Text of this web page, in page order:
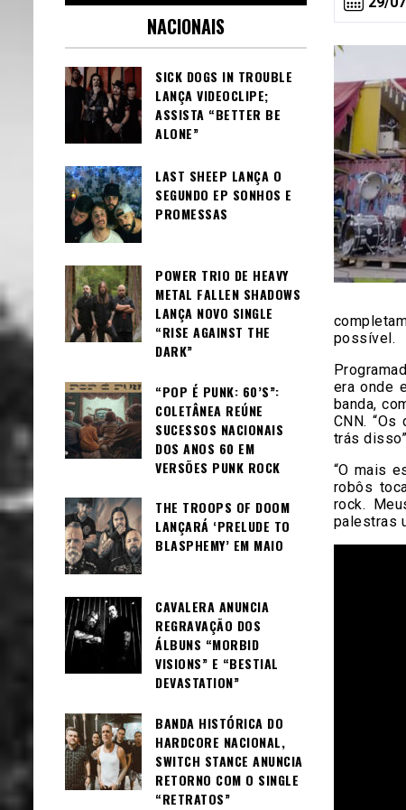
possível.
era onde
banda,
CNN.
trás
“O mais
robôs
rock.
palestras
NACIONAIS
SICK DOGS IN TROUBLE
LANÇA VIDEOCLIPE;
ASSISTA “BETTER BE
ALONE”
LAST SHEEP LANÇA O
SEGUNDO EP SONHOS E
PROMESSAS
POWER TRIO DE HEAVY
METAL FALLEN SHADOWS
LANÇA NOVO SINGLE
“RISE AGAINST THE
DARK”
“POP É PUNK: 60’S”:
COLETÂNEA REÚNE
SUCESSOS NACIONAIS
DOS ANOS 60 EM
VERSÕES PUNK ROCK
THE TROOPS OF DOOM
LANÇARÁ ‘PRELUDE TO
BLASPHEMY’ EM MAIO
CAVALERA ANUNCIA
REGRAVAÇÃO DOS
ÁLBUNS “MORBID
VISIONS” E “BESTIAL
DEVASTATION”
BANDA HISTÓRICA DO
HARDCORE NACIONAL,
SWITCH STANCE ANUNCIA
RETORNO COM O SINGLE
“RETRATOS”